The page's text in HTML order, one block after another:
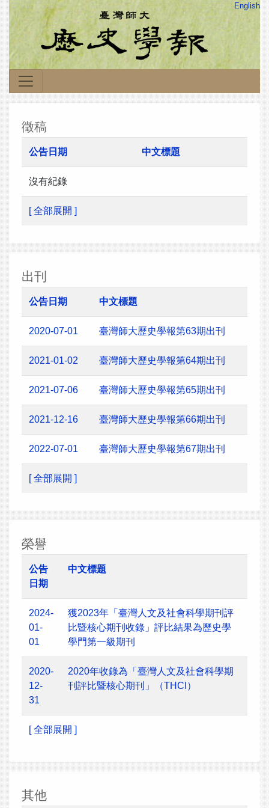
English
徵稿
公告日期 中文標題
沒有紀錄
[ 全部展開 ]
出刊
公告日期 中文標題
2020-07-01 臺灣師大歷史學報第63期出刊
2021-01-02 臺灣師大歷史學報第64期出刊
2021-07-06 臺灣師大歷史學報第65期出刊
2021-12-16 臺灣師大歷史學報第66期出刊
2022-07-01 臺灣師大歷史學報第67期出刊
[ 全部展開 ]
榮譽
公告
日期
中文標題
2024-
01-
01
獲2023年「臺灣人文及社會科學期刊評
比暨核心期刊收錄」評比結果為歷史學
學門第一級期刊
2020-
12-
31
2020年收錄為「臺灣人文及社會科學期
刊評比暨核心期刊」（THCI）
[ 全部展開 ]
其他